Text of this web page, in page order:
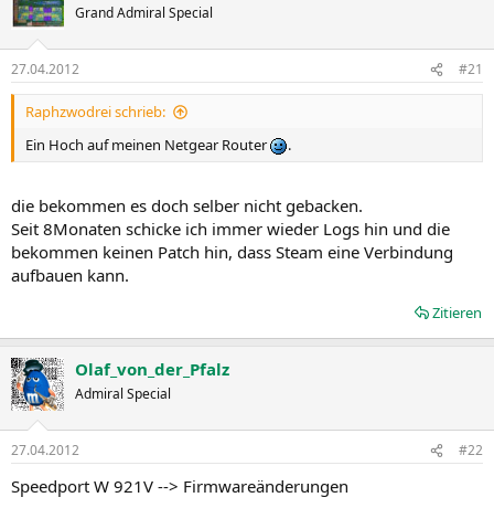
Grand Admiral Special
27.04.2012 #21
Raphzwodrei schrieb:
Ein Hoch auf meinen Netgear Router
.
die bekommen es doch selber nicht gebacken.
Seit 8Monaten schicke ich immer wieder Logs hin und die
bekommen keinen Patch hin, dass Steam eine Verbindung
aufbauen kann.
Zitieren
Olaf_von_der_Pfalz
Admiral Special
27.04.2012 #22
Speedport W 921V --> Firmwareänderungen